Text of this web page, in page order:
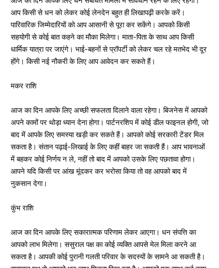
आप किसी से धन को लेकर कोई लेनदेन बहुत ही लिखापढ़ी करके करें।
पारिवारिक जिम्मेदारियों को आप आसानी से पूरा कर सकेंगे। आपको किसी
सहयोगी से कोई बात कहने का मौका मिलेगा। माता-पिता के साथ आप किसी
धार्मिक यात्रा पर जाएंगे। भाई-बहनों से प्रॉपर्टी को लेकर चल रहे मतभेद भी दूर
होंगे। किसी नई नौकरी के लिए आप आवेदन कर सकते हैं।
मकर राशि
आज का दिन आपके लिए अच्छी सफलता दिलाने वाला रहेगा। बिजनेस में आपको
अपने कामों पर थोड़ा ध्यान देना होगा। पार्टनरशिप में कोई डील फाइनल होगी, जो
बाद में आपके लिए समस्या खड़ी कर सकते हैं। आपको कोई सरकारी टेंडर मिल
सकता है। संतान पढ़ाई-लिखाई के लिए कहीं बाहर जा सकती हैं। आप भावनाओं
में बहकर कोई निर्णय न ले, नहीं तो बाद में आपको उसके लिए पछतावा होगा।
आपने यदि किसी पर आंख मूंदकर कर भरोसा किया तो वह आपको बाद में
नुकसान देगा।
कुंभ राशि
आज का दिन आपके लिए सकारात्मक परिणाम लेकर आएगा। धन संपत्ति का
आपको लाभ मिलेगा। ससुराल पक्ष का कोई व्यक्ति आपसे मेल मिला करने आ
सकता है। आपकी कोई पुरानी गलती परिवार के सदस्यों के सामने आ सकती है।